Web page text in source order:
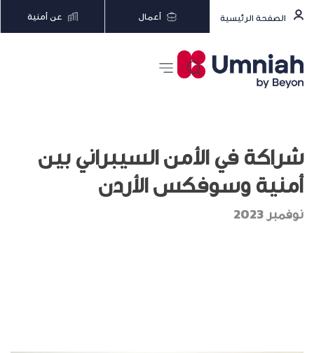
الصفحة الرئيسية أعمال عن أمنية
شراكة في الأمن السيبراني بين
أمنية وسوفكس الأردن
نوفمبر 2023